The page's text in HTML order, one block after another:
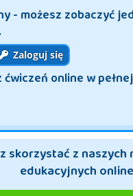
- możesz zobaczyć
Zaloguj się
online w
skorzystać z naszych
edukacyjnych